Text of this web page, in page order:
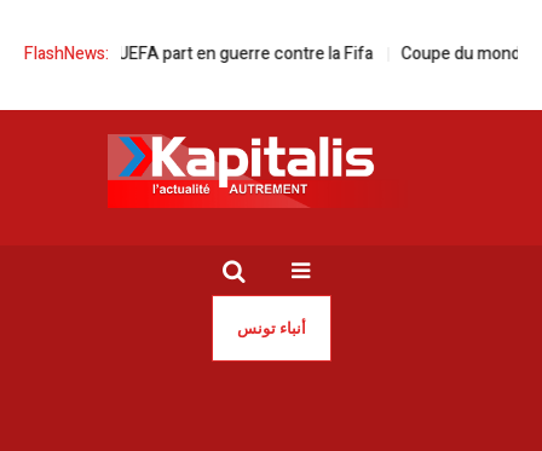
FlashNews:
L’UEFA part en guerre contre la Fifa Coupe du monde de football |
أنباء تونس